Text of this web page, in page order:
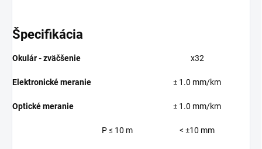
Špecifikácia
Okulár - zväčšenie x32
Elektronické meranie ± 1.0 mm/km
Optické meranie ± 1.0 mm/km
P ≤ 10 m < ±10 mm